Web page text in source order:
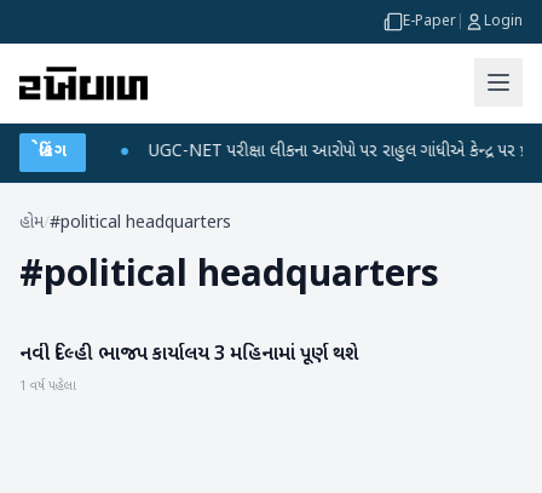
E-Paper Login
બ્રેકિંગ
ડેટા પ્લાન UGC-NET પરીક્ષા લીકના આરોપો પર રાહુલ ગાંધીએ કેન્દ્ર પર પ્રહાર
હોમ/#political headquarters
#political headquarters
રાષ્ટ્રીય
નવી દિલ્હી ભાજપ કાર્યાલય 3 મહિનામાં પૂર્ણ થશે
1 વર્ષ પહેલા